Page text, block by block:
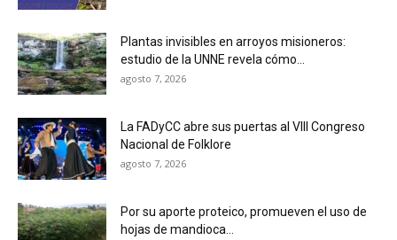
Plantas invisibles en arroyos misioneros:
estudio de la UNNE revela cómo...
agosto 7, 2026
La FADyCC abre sus puertas al VIII Congreso
Nacional de Folklore
agosto 7, 2026
Por su aporte proteico, promueven el uso de
hojas de mandioca...